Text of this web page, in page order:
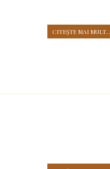
CITEŞTE MAI MULT...